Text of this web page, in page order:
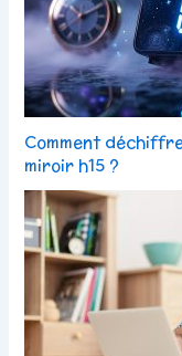
Comment
miroir h15 ?